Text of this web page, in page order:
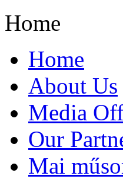
Home
Home
About Us
Media
Our
Mai